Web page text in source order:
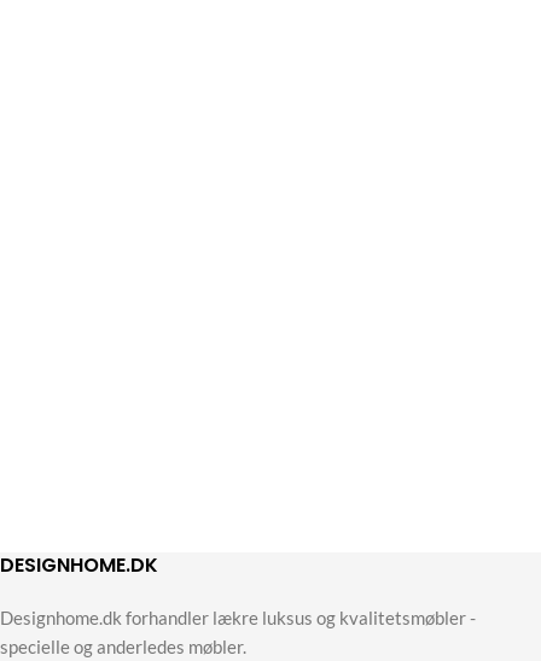
DESIGNHOME.DK
Designhome.dk forhandler lækre luksus og kvalitetsmøbler -
specielle og anderledes møbler.